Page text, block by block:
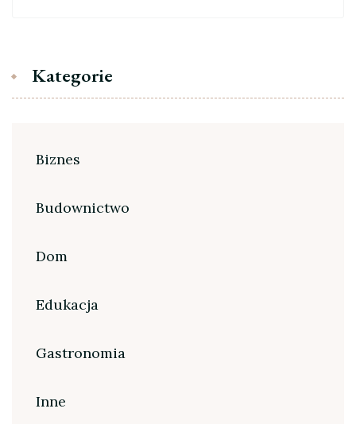
Kategorie
Biznes
Budownictwo
Dom
Edukacja
Gastronomia
Inne